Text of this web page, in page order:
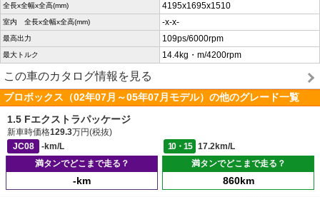
全長x全幅x全高(mm) 4195x1695x1510
室内 全長x全幅x全高(mm) -x-x-
最高出力 109ps/6000rpm
最大トルク 14.4kg・m/4200rpm
この車のカタログ情報を見る
プロボックス（02年07月～05年07月モデル）の他のグレード一覧
1.5 Fエクストラパッケージ
新車時価格129.3万円(税抜)
JC08
-km/L 10・15
17.2km/L
満タンでどこまで走る？
-km
満タンでどこまで走る？
860km